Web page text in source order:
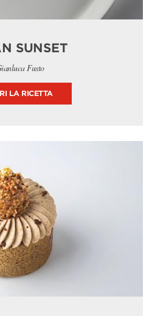
SUNSET
Fusto
LA RICETTA